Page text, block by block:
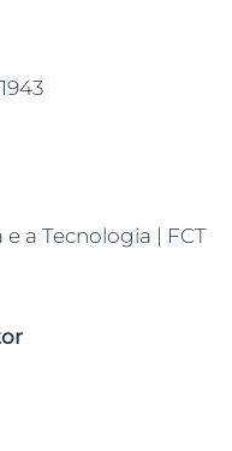
a Tecnologia | FCT